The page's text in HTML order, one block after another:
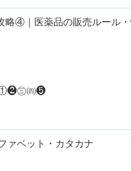
略④｜医薬品の販売ルール
①❷㊂㈣❺
ァベット・カタカナ